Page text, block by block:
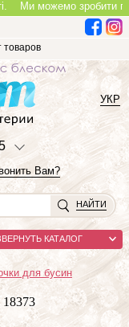
Ми можемо зробити
товаров
Вам?
УКР
НАЙТИ
КАТАЛОГ
для бусин